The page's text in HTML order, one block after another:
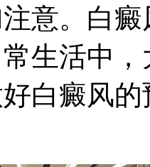
意。白
生活中
白癜风